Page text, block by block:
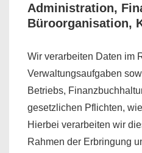
Administration,
Büroorganisation,
Wir verarbeiten Daten im
Verwaltungsaufgaben
Betriebs,
gesetzlichen Pflichten,
Hierbei verarbeiten wir
Rahmen der Erbringung